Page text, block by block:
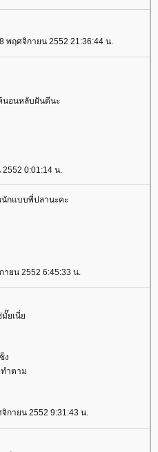
พฤศจิกายน 2552 21:36:44 น.
นอนหลับฝันดีนะ
0:01:14 น.
กแบบพี่ปลานะคะ
ายน 2552 6:45:33 น.
มั๊ยเนี่
ง
ำตาม
กายน 2552 9:31:43 น.